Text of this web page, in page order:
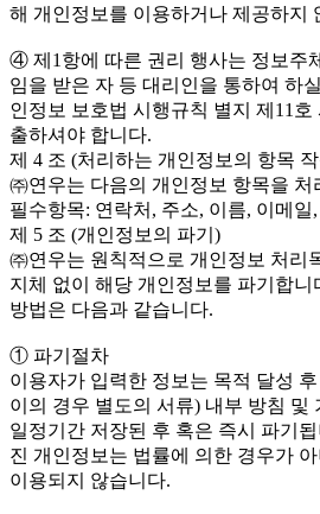
해 개인정보를 이용하거나 제공하지
④ 제1항에 따른 권리 행사는 정보주
임을 받은 자 등 대리인을 통하여 하
인정보 보호법 시행규칙 별지 제11호
출하셔야 합니다.
제 4 조 (처리하는 개인정보의 항목
㈜연우는 다음의 개인정보 항목을 처
필수항목: 연락처, 주소, 이름, 이메일
제 5 조 (개인정보의 파기)
㈜연우는 원칙적으로 개인정보 처리
지체 없이 해당 개인정보를 파기합니
방법은 다음과 같습니다.
① 파기절차
이용자가 입력한 정보는 목적 달성
이의 경우 별도의 서류) 내부 방침 및
일정기간 저장된 후 혹은 즉시 파기
진 개인정보는 법률에 의한 경우가
이용되지 않습니다.